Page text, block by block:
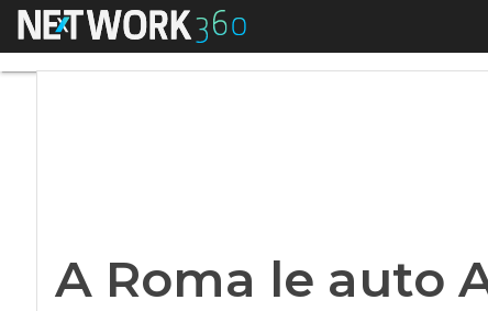
Menu
A Roma le auto